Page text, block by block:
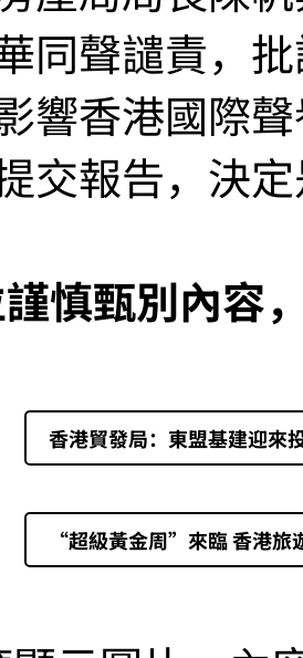
同聲譴責，
響香港國際
交報告，決
慎甄別內容
香港貿發局：東盟基建迎來
“超級黃金周”來臨 香港旅